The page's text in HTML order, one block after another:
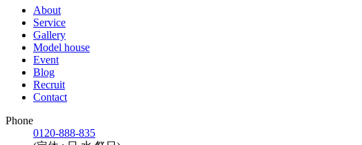
About
Service
Gallery
Model house
Event
Blog
Recruit
Contact
Phone
0120-888-835